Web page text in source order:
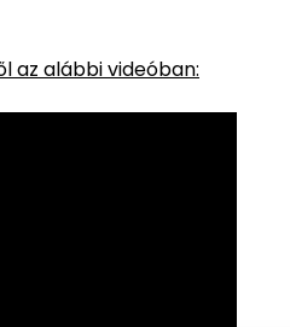
az alábbi videóban: